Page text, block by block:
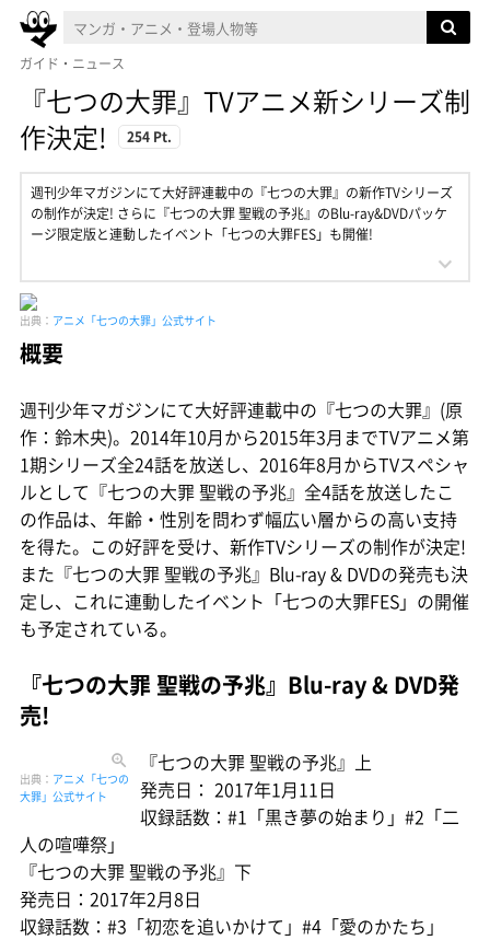
ガイド・ニュース
『七つの大罪』TVアニメ新シリーズ制
作決定!
254 Pt.
週刊少年マガジンにて大好評連載中の『七つの大罪』の新作TVシリーズ
の制作が決定! さらに『七つの大罪 聖戦の予兆』のBlu-ray&DVDパッケ
ージ限定版と連動したイベント「七つの大罪FES」も開催!
出典： アニメ「七つの大罪」公式サイト
概要
週刊少年マガジンにて大好評連載中の『七つの大罪』(原
作：鈴木央)。2014年10月から2015年3月までTVアニメ第
1期シリーズ全24話を放送し、2016年8月からTVスペシャ
ルとして『七つの大罪 聖戦の予兆』全4話を放送したこ
の作品は、年齢・性別を問わず幅広い層からの高い支持
を得た。この好評を受け、新作TVシリーズの制作が決定!
また『七つの大罪 聖戦の予兆』Blu-ray & DVDの発売も決
定し、これに連動したイベント「七つの大罪FES」の開催
も予定されている。
『七つの大罪 聖戦の予兆』Blu-ray & DVD発
売!
出典： アニメ「七つの
大罪」公式サイト
『七つの大罪 聖戦の予兆』上
発売日： 2017年1月11日
収録話数：#1「黒き夢の始まり」#2「二
人の喧嘩祭」
『七つの大罪 聖戦の予兆』下
発売日：2017年2月8日
収録話数：#3「初恋を追いかけて」#4「愛のかたち」